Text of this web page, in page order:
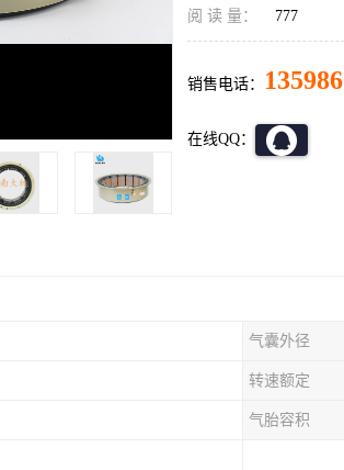
阅 读 量： 777
销售电话：
在线QQ：
气囊外径
转速额定
气胎容积